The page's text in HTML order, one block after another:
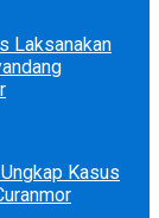
Laksanakan
Kasus